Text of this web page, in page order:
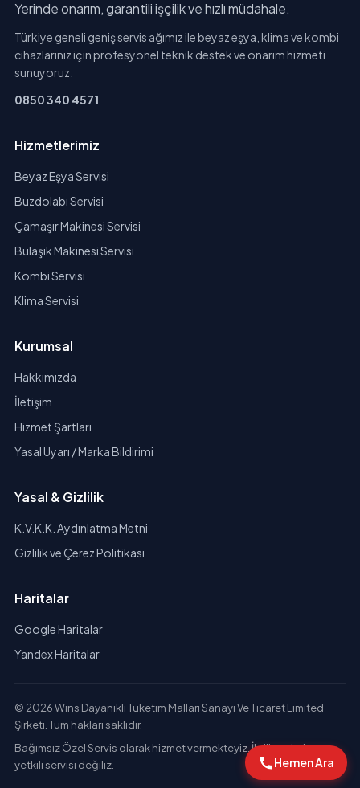
Yerinde onarım, garantili işçilik ve hızlı müdahale.
Türkiye geneli geniş servis ağımız ile beyaz eşya, klima ve kombi
cihazlarınız için profesyonel teknik destek ve onarım hizmeti
sunuyoruz.
0850 340 4571
Hizmetlerimiz
Beyaz Eşya Servisi
Buzdolabı Servisi
Çamaşır Makinesi Servisi
Bulaşık Makinesi Servisi
Kombi Servisi
Klima Servisi
Kurumsal
Hakkımızda
İletişim
Hizmet Şartları
Yasal Uyarı / Marka Bildirimi
Yasal & Gizlilik
K.V.K.K. Aydınlatma Metni
Gizlilik ve Çerez Politikası
Haritalar
Google Haritalar
Yandex Haritalar
© 2026 Wins Dayanıklı Tüketim Malları Sanayi Ve Ticaret Limited
Şirketi. Tüm hakları saklıdır.
Bağımsız Özel Servis olarak hizmet vermekteyiz. İlgili markaların
yetkili servisi değiliz.
Hemen Ara